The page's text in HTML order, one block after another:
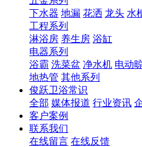
下水器 地漏 花洒 龙头 水
工程系列
淋浴房 养生房 浴缸
电器系列
浴霸 洗菜盆 净水机 电动
地热管 其他系列
俊跃卫浴常识
全部 媒体报道 行业资讯
客户案例
联系我们
在线留言 在线反馈